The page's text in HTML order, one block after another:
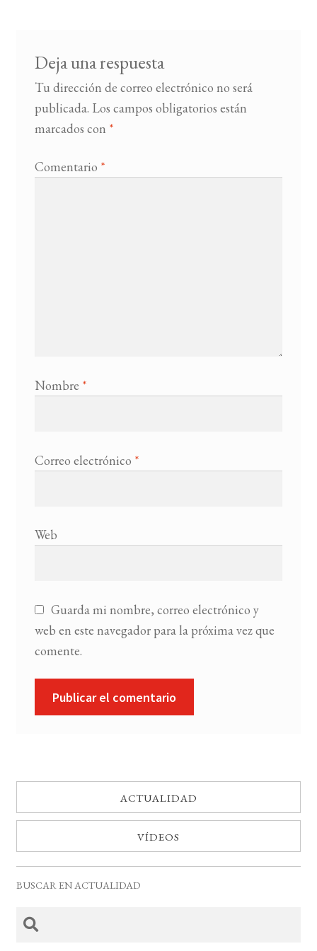
LISTA DE LIBROS
Deja una respuesta
Tu dirección de correo electrónico no será
publicada. Los campos obligatorios están
marcados con *
Comentario *
Nombre *
Correo electrónico *
Web
Guarda mi nombre, correo electrónico y
web en este navegador para la próxima vez que
comente.
ACTUALIDAD
VÍDEOS
BUSCAR EN ACTUALIDAD